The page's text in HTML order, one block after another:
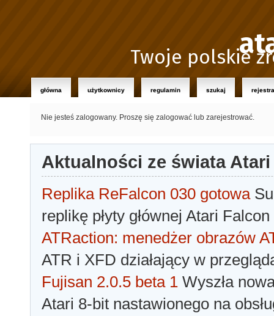
Twoje polskie
główna użytkownicy regulamin szukaj
Nie jesteś zalogowany. Proszę się zalogować lub zarejestrować.
Aktualności ze świata Atari
Replika ReFalcon 030 gotowa
replikę płyty głównej Atari
ATRaction: menedżer obrazów
ATR i XFD działający w
Fujisan 2.0.5 beta 1 Wyszła
Atari 8-bit nastawionego na